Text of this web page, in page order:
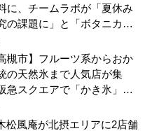
に、チームラボが「夏休み
の課題に」と「ボタニカル
阪」へ招待
槻市】フルーツ系からおか
の天然氷まで人気店が集
急スクエアで「かき氷」祭
松風庵が北摂エリアに2店舗